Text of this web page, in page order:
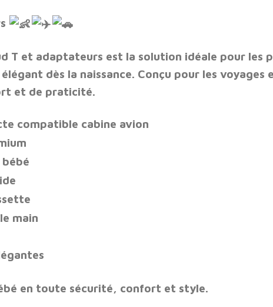
T et adaptateurs est la solution idéale pour les
dès la naissance. Conçu pour les voyages
et de praticité.
compatible cabine avion
main
en toute sécurité, confort et style.